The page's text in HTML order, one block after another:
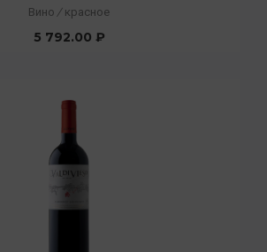
Вино / красное
5 792.00 ₽